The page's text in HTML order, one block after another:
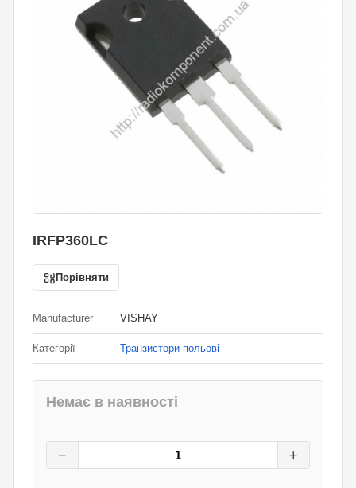
IRFP360LC
Порівняти
Manufacturer VISHAY
Категорії Транзистори польові
Немає в наявності
− +